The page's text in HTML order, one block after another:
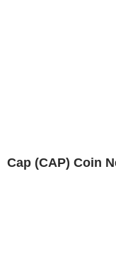
Cap (CAP) Coin